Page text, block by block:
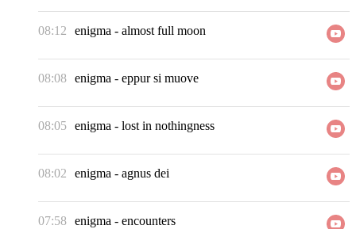
08:12 enigma - almost full moon
08:08 enigma - eppur si muove
08:05 enigma - lost in nothingness
08:02 enigma - agnus dei
07:58 enigma - encounters